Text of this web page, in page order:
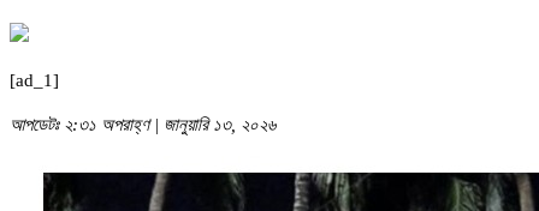
[ad_1]
আপডেটঃ ২:৩১ অপরাহ্ণ | জানুয়ারি ১৩, ২০২৬